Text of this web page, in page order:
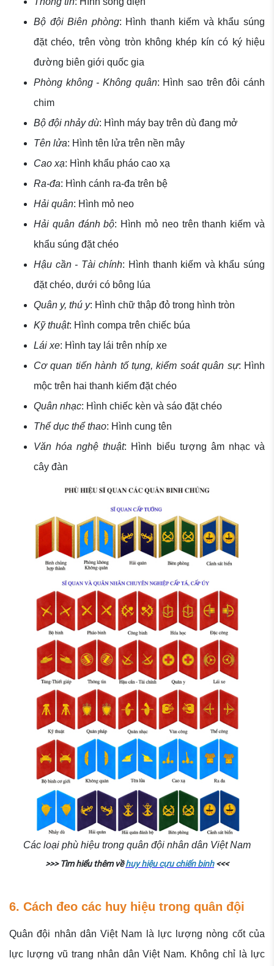
Bộ đội Biên phòng: Hình thanh kiếm và khẩu súng
đặt chéo, trên vòng tròn không khép kín có ký hiệu
đường biên giới quốc gia
Phòng không - Không quân: Hình sao trên đôi cánh
chim
Bộ đội nhảy dù: Hình máy bay trên dù đang mở
Tên lửa: Hình tên lửa trên nền mây
Cao xạ: Hình khẩu pháo cao xạ
Ra-đa: Hình cánh ra-đa trên bệ
Hải quân: Hình mỏ neo
Hải quân đánh bộ: Hình mỏ neo trên thanh kiếm và
khẩu súng đặt chéo
Hậu cần - Tài chính: Hình thanh kiếm và khẩu súng
đặt chéo, dưới có bông lúa
Quân y, thú y: Hình chữ thập đỏ trong hình tròn
Kỹ thuật: Hình compa trên chiếc búa
Lái xe: Hình tay lái trên nhíp xe
Cơ quan tiến hành tố tụng, kiểm soát quân sự: Hình
mộc trên hai thanh kiếm đặt chéo
Quân nhạc: Hình chiếc kèn và sáo đặt chéo
Thể dục thể thao: Hình cung tên
Văn hóa nghệ thuật: Hình biểu tượng âm nhạc và
cây đàn
Các loại phù hiệu trong quân đội nhân dân Việt Nam
>>> Tìm hiểu thêm vềhuy hiệu cựu chiến binh<<<
6. Cách đeo các huy hiệu trong quân đội
Quân đội nhân dân Việt Nam là lực lượng nòng cốt của
lực lượng vũ trang nhân dân Việt Nam. Không chỉ là lực